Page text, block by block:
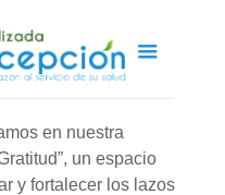
en nuestra
un espacio
y fortalecer los lazos